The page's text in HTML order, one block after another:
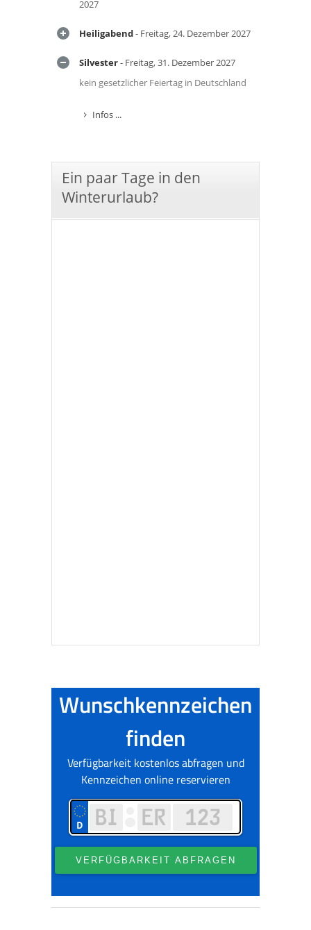
2027
Heiligabend- Freitag, 24. Dezember 2027
Silvester- Freitag, 31. Dezember 2027
kein gesetzlicher Feiertag in Deutschland
Infos ...
Ein paar Tage in den
Winterurlaub?